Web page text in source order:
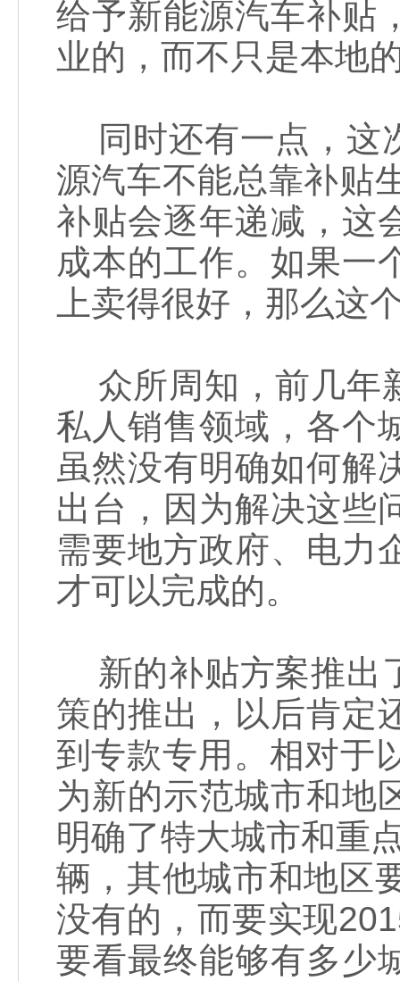
给予新能源汽车补贴
业的，而不只是本地
同时还有一点，这
源汽车不能总靠补贴
补贴会逐年递减，这
成本的工作。如果一
上卖得很好，那么这
众所周知，前几年
私人销售领域，各个
虽然没有明确如何解
出台，因为解决这些
需要地方政府、电力
才可以完成的。
新的补贴方案推出
策的推出，以后肯定
到专款专用。相对于
为新的示范城市和地
明确了特大城市和重
辆，其他城市和地区
没有的，而要实现
要看最终能够有多少